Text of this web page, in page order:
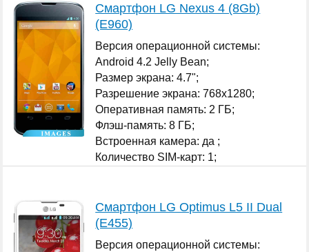
Смартфон LG Nexus 4 (8Gb)
(E960)
Версия операционной системы:
Android 4.2 Jelly Bean;
Размер экрана: 4.7";
Разрешение экрана: 768x1280;
Оперативная память: 2 ГБ;
Флэш-память: 8 ГБ;
Встроенная камера: да ;
Количество SIM-карт: 1;
Смартфон LG Optimus L5 II Dual
(E455)
Версия операционной системы: